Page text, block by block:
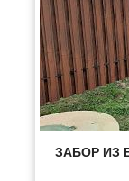
ЗАБОР ИЗ